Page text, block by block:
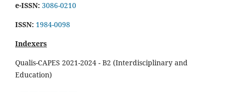
e-ISSN: 3086-0210
ISSN: 1984-0098
Indexers
Qualis-CAPES 2021-2024 - B2 (Interdisciplinary and
Education)